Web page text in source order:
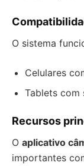
O sistema
Celulares
Tablets com
Recursos
O aplicativo
importantes